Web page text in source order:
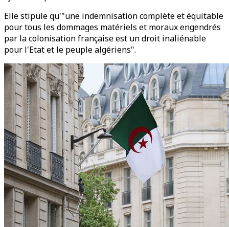
Elle stipule qu'"une indemnisation complète et équitable
pour tous les dommages matériels et moraux engendrés
par la colonisation française est un droit inaliénable
pour l'Etat et le peuple algériens".